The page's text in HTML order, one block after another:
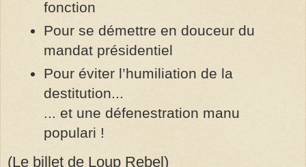
fonction
Pour se démettre en douceur du
mandat présidentiel
Pour éviter l’humiliation de la
destitution...
... et une défenestration manu
populari !
(Le billet de Loup Rebel)